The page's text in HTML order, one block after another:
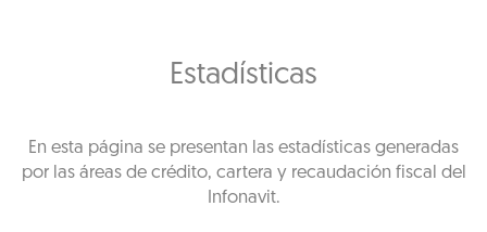
Estadísticas
En esta página se presentan las estadísticas generadas
por las áreas de crédito, cartera y recaudación fiscal del
Infonavit.